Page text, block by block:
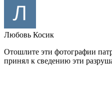
Любовь Косик
Отошлите эти фотографии
принял к сведению эти